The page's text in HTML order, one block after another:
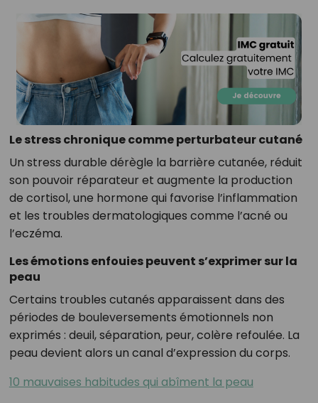
Le stress chronique comme perturbateur cutané
Un stress durable dérègle la barrière cutanée, réduit
son pouvoir réparateur et augmente la production
de cortisol, une hormone qui favorise l’inflammation
et les troubles dermatologiques comme l’acné ou
l’eczéma.
Les émotions enfouies peuvent s’exprimer sur la
peau
Certains troubles cutanés apparaissent dans des
périodes de bouleversements émotionnels non
exprimés : deuil, séparation, peur, colère refoulée. La
peau devient alors un canal d’expression du corps.
10 mauvaises habitudes qui abîment la peau